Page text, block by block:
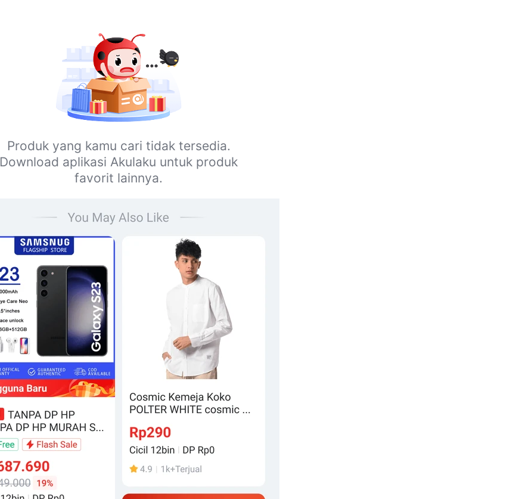
Produk yang kamu cari tidak tersedia.
Download aplikasi Akulaku untuk produk
favorit lainnya.